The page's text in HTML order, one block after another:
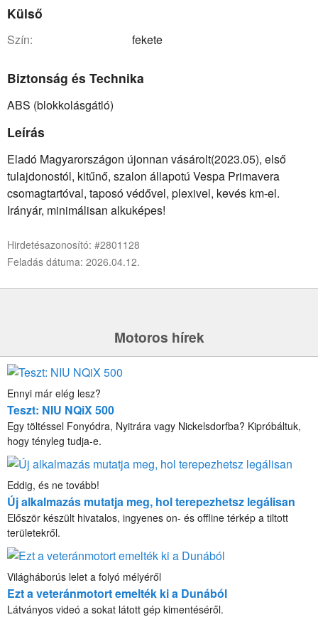
Külső
szín: fekete
Biztonság és Technika
ABS (blokkolásgátló)
Leírás
Eladó Magyarországon újonnan vásárolt(2023.05), első
tulajdonostól, kitűnő, szalon állapotú Vespa Primavera
csomagtartóval, taposó védővel, plexivel, kevés km-el.
Irányár, minimálisan alkuképes!
Hirdetésazonosító: #2801128
Feladás dátuma: 2026.04.12.
Motoros hírek
Ennyi már elég lesz?
Teszt: NIU NQiX 500
Egy töltéssel Fonyódra, Nyitrára vagy Nickelsdorfba? Kipróbáltuk,
hogy tényleg tudja-e.
Eddig, és ne tovább!
Új alkalmazás mutatja meg, hol terepezhetsz legálisan
Először készült hivatalos, ingyenes on- és offline térkép a tiltott
területekről.
Világháborús lelet a folyó mélyéről
Ezt a veteránmotort emelték ki a Dunából
Látványos videó a sokat látott gép kimentéséről.